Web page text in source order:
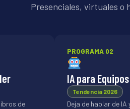
Presenciales, virtuales o
de
PROGRAMA 02
IA para
Tendencia 2026
Deja de hablar de IA